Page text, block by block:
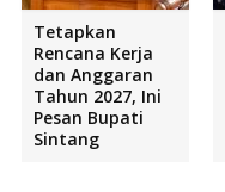
Tetapkan
Rencana Kerja
dan Anggaran
Tahun 2027, Ini
Pesan Bupati
Sintang